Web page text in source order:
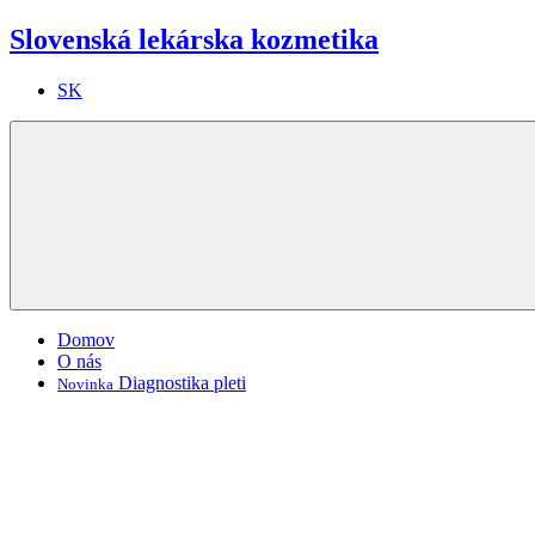
Slovenská lekárska kozmetika
SK
Domov
O nás
Novinka Diagnostika pleti